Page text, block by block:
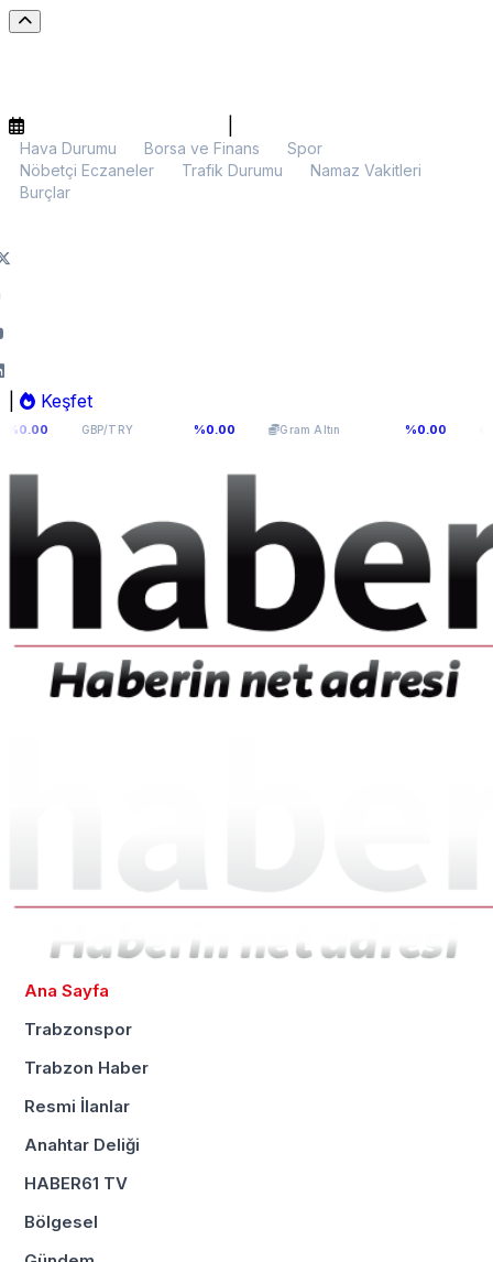
Hava Durumu Borsa ve Finans
Spor
Nöbetçi Eczaneler
Trafik Durumu
Namaz Vakitleri
Burçlar
Keşfet
GBP/TRY 64,2936 %0.00 Gram Altın 6.107,34 %0.00 BTC
Ana Sayfa
Trabzonspor
Trabzon Haber
Resmi İlanlar
Anahtar Deliği
HABER61 TV
Bölgesel